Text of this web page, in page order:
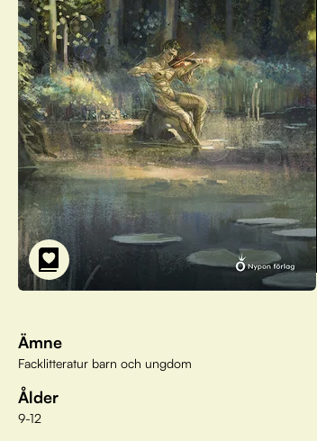
Ämne
Facklitteratur barn och ungdom
Ålder
9-12